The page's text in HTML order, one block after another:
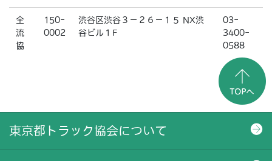
全
流
協
150-
0002
渋谷区渋谷３－２６－１５ NX渋
谷ビル１F
03-
3400-
0588
東京都トラック協会について